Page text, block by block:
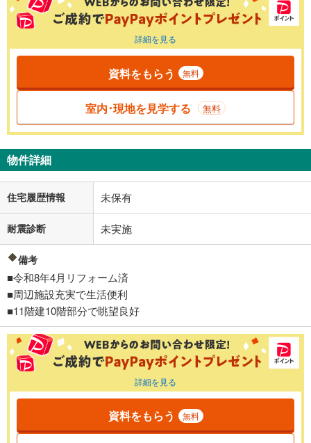
詳細を見る
資料をもらう 無料
室内･現地を見学する 無料
物件詳細
住宅履歴情報 未保有
耐震診断 未実施
備考
■令和8年4月リフォーム済
■周辺施設充実で生活便利
■11階建10階部分で眺望良好
詳細を見る
資料をもらう 無料